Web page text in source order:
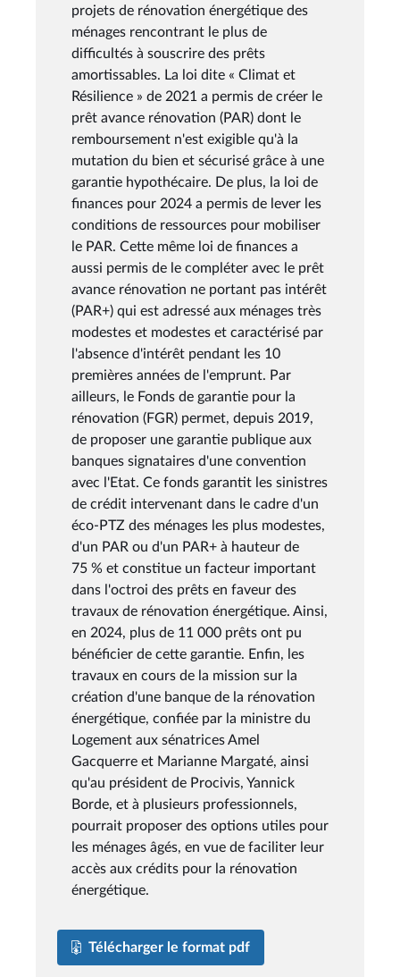
projets de rénovation énergétique des
ménages rencontrant le plus de
difficultés à souscrire des prêts
amortissables. La loi dite « Climat et
Résilience » de 2021 a permis de créer le
prêt avance rénovation (PAR) dont le
remboursement n'est exigible qu'à la
mutation du bien et sécurisé grâce à une
garantie hypothécaire. De plus, la loi de
finances pour 2024 a permis de lever les
conditions de ressources pour mobiliser
le PAR. Cette même loi de finances a
aussi permis de le compléter avec le prêt
avance rénovation ne portant pas intérêt
(PAR+) qui est adressé aux ménages très
modestes et modestes et caractérisé par
l'absence d'intérêt pendant les 10
premières années de l'emprunt. Par
ailleurs, le Fonds de garantie pour la
rénovation (FGR) permet, depuis 2019,
de proposer une garantie publique aux
banques signataires d'une convention
avec l'Etat. Ce fonds garantit les sinistres
de crédit intervenant dans le cadre d'un
éco-PTZ des ménages les plus modestes,
d'un PAR ou d'un PAR+ à hauteur de
75 % et constitue un facteur important
dans l'octroi des prêts en faveur des
travaux de rénovation énergétique. Ainsi,
en 2024, plus de 11 000 prêts ont pu
bénéficier de cette garantie. Enfin, les
travaux en cours de la mission sur la
création d'une banque de la rénovation
énergétique, confiée par la ministre du
Logement aux sénatrices Amel
Gacquerre et Marianne Margaté, ainsi
qu'au président de Procivis, Yannick
Borde, et à plusieurs professionnels,
pourrait proposer des options utiles pour
les ménages âgés, en vue de faciliter leur
accès aux crédits pour la rénovation
énergétique.
Télécharger le format pdf